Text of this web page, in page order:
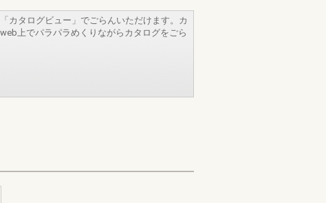
カタログビュー」でごらんいただけます。カ
上でパラパラめくりながらカタログをごら